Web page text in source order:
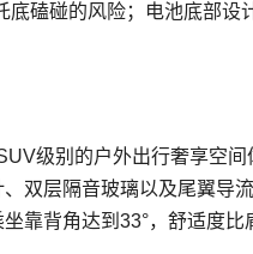
磕碰的风险；电池底部设
级别的户外出行奢享空
双层隔音玻璃以及尾翼导
靠背角达到33°，舒适度比